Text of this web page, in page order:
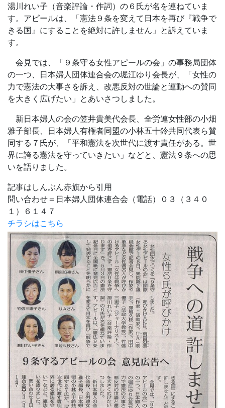
湯川れい子（音楽評論・作詞）の６氏が名を連ねていま
す。アピールは、「憲法９条を変えて日本を再び『戦争で
きる国』にすることを絶対に許しません」と訴えていま
す。
会見では、「９条守る女性アピールの会」の事務局団体
の一つ、日本婦人団体連合会の堀江ゆり会長が、「女性の
力で憲法の大事さを訴え、改悪反対の世論と運動への賛同
を大きく広げたい」とあいさつしました。
新日本婦人の会の笠井貴美代会長、全労連女性部の小畑
雅子部長、日本婦人有権者同盟の小林五十鈴共同代表ら賛
同する７氏が、「平和憲法を次世代に渡す責任がある。世
界に誇る憲法を守っていきたい」などと、憲法９条への思
いを語りました。
記事はしんぶん赤旗から引用
問い合わせ＝日本婦人団体連合会（電話）０３（３４０
１）６１４７
チラシはこちら